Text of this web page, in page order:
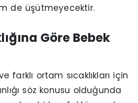
de üşütmeyecektir.
Göre Bebek
farklı ortam sıcaklıkları için
söz konusu olduğunda